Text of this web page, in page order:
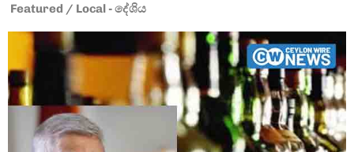
Featured / Local - දේශිය